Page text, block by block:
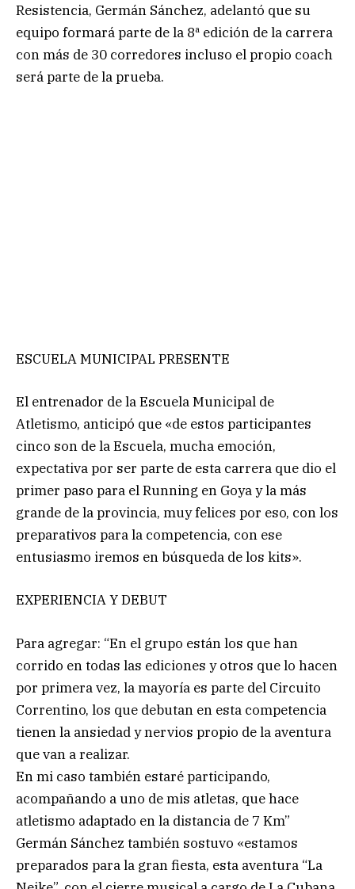
Resistencia, Germán Sánchez, adelantó que su
equipo formará parte de la 8ª edición de la carrera
con más de 30 corredores incluso el propio coach
será parte de la prueba.
ESCUELA MUNICIPAL PRESENTE
El entrenador de la Escuela Municipal de
Atletismo, anticipó que «de estos participantes
cinco son de la Escuela, mucha emoción,
expectativa por ser parte de esta carrera que dio el
primer paso para el Running en Goya y la más
grande de la provincia, muy felices por eso, con los
preparativos para la competencia, con ese
entusiasmo iremos en búsqueda de los kits».
EXPERIENCIA Y DEBUT
Para agregar: “En el grupo están los que han
corrido en todas las ediciones y otros que lo hacen
por primera vez, la mayoría es parte del Circuito
Correntino, los que debutan en esta competencia
tienen la ansiedad y nervios propio de la aventura
que van a realizar.
En mi caso también estaré participando,
acompañando a uno de mis atletas, que hace
atletismo adaptado en la distancia de 7 Km”
Germán Sánchez también sostuvo «estamos
preparados para la gran fiesta, esta aventura “La